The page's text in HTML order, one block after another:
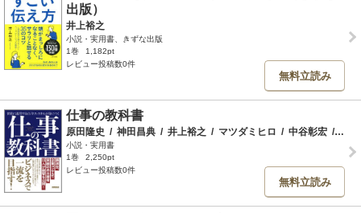
出版）
井上裕之
小説・実用書、きずな出版
1巻
1,182pt
レビュー投稿数0件
無料立読み
仕事の教科書
原田隆史 / 神田昌典 / 井上裕之 / マツダミヒロ / 中谷彰宏 / 赤
小説・実用書
1巻
2,250pt
レビュー投稿数0件
無料立読み